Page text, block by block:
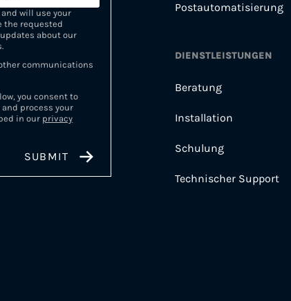
will use your
the requested
about our
communications
you consent to
and process your
in our privacy
Postautomatisierung
DIENSTLEISTUNGEN
Beratung
Installation
Schulung
Technischer Support